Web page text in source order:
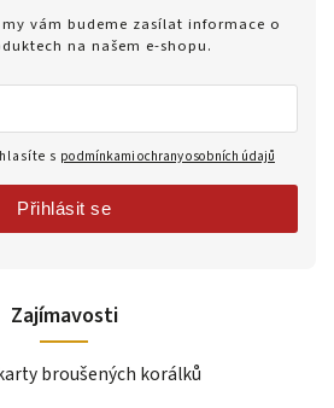
Zajímavosti
broušených korálků
vám budeme zasílat informace o
na našem e-shopu.
s podmínkami ochrany osobních údajů
Přihlásit se